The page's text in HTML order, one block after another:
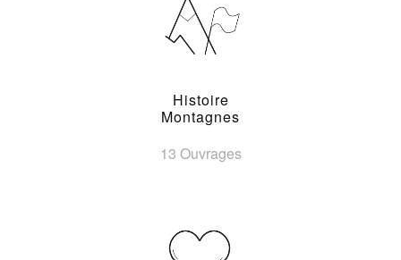
Histoire
Montagnes
13 Ouvrages